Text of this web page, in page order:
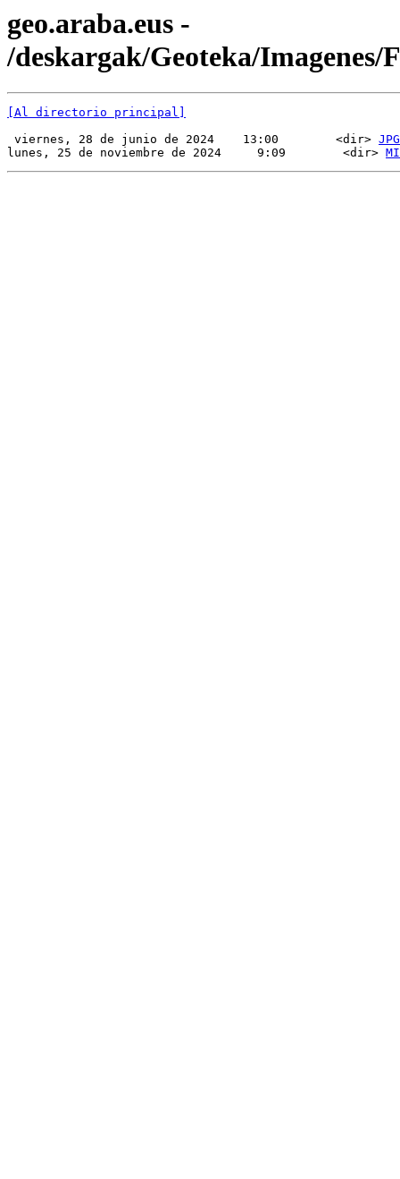
geo.araba.eus -
/deskargak/Geoteka/Imagenes/
[Al directorio principal]
viernes, 28 de junio de 2024    13:00        <dir> JPG
lunes, 25 de noviembre de 2024     9:09        <dir>